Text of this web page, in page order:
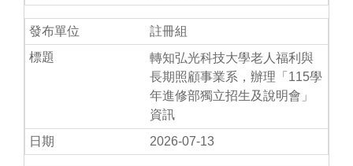
註冊組
轉知弘光科技大學老人福利與
長期照顧事業系，辦理「115學
年進修部獨立招生及說明會」
資訊
2026-07-13